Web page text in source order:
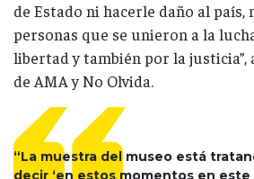
de Estado ni hacerle daño al país,
personas que se unieron a la
libertad y también por la
de AMA y No Olvida.
“La muestra del museo está
decir ‘en estos momentos en este